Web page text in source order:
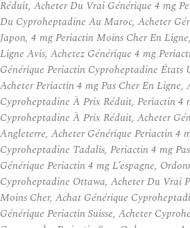
Réduit, Acheter Du Vrai Générique 4 mg
Du Cyproheptadine Au Maroc, Acheter
Japon, 4 mg Periactin Moins Cher En
Ligne Avis, Achetez Générique 4 mg
Générique Periactin Cyproheptadine États
Acheter Periactin 4 mg Pas Cher En Ligne,
Cyproheptadine À Prix Réduit, Periactin 4
Cyproheptadine À Prix Réduit, Acheter
Angleterre, Acheter Générique Periactin 4
Cyproheptadine Tadalis, Periactin 4 mg
Générique Periactin 4 mg L’espagne,
Cyproheptadine Ottawa, Acheter Du Vrai
Moins Cher, Achat Générique
Générique Periactin Suisse, Acheter